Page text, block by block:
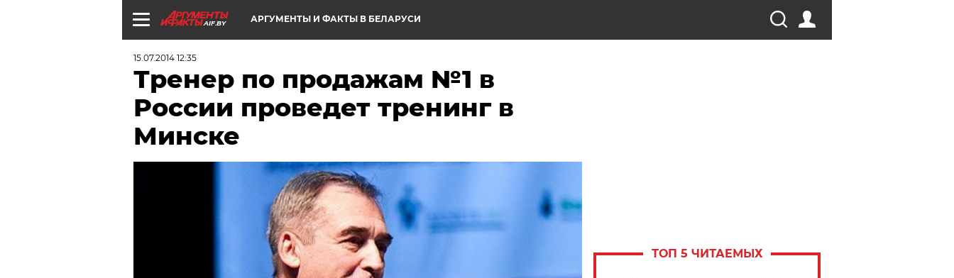
AIF.BY АРГУМЕНТЫ И ФАКТЫ В БЕЛАРУСИ
15.07.2014 12:35
Тренер по продажам №1 в
России проведет тренинг в
Минске
ТОП 5 ЧИТАЕМЫХ